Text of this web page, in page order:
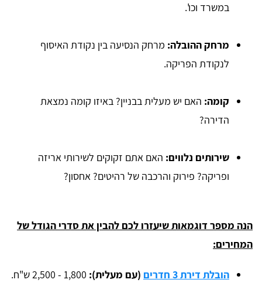
במשרד וכו'.
מרחק ההובלה: מרחק הנסיעה בין נקודת האיסוף
לנקודת הפריקה.
קומה: האם יש מעלית בבניין? באיזו קומה נמצאת
הדירה?
שירותים נלווים: האם אתם זקוקים לשירותי אריזה
ופריקה? פירוק והרכבה של רהיטים? אחסון?
הנה מספר דוגמאות שיעזרו לכם להבין את סדרי הגודל של
המחירים:
הובלת דירת 3 חדרים (עם מעלית):